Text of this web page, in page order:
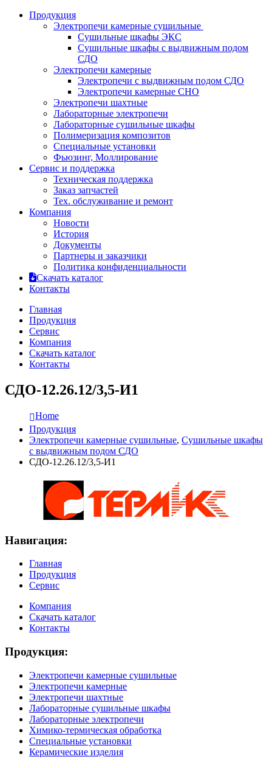
Продукция
Электропечи камерные сушильные
Сушильные шкафы ЭКС
Сушильные шкафы с выдвижным подом
СДО
Электропечи камерные
Электропечи с выдвижным подом СДО
Электропечи камерные СНО
Электропечи шахтные
Лабораторные электропечи
Лабораторные сушильные шкафы
Полимеризация композитов
Специальные установки
Фьюзинг, Моллирование
Сервис и поддержка
Техническая поддержка
Заказ запчастей
Тех. обслуживание и ремонт
Компания
Новости
История
Документы
Партнеры и заказчики
Политика конфиденциальности
Скачать каталог
Контакты
Главная
Продукция
Сервис
Компания
Скачать каталог
Контакты
СДО-12.26.12/3,5-И1
Home
Продукция
Электропечи камерные сушильные, Сушильные шкафы
с выдвижным подом СДО
СДО-12.26.12/3,5-И1
Навигация:
Главная
Продукция
Сервис
Компания
Скачать каталог
Контакты
Продукция:
Электропечи камерные сушильные
Электропечи камерные
Электропечи шахтные
Лабораторные сушильные шкафы
Лабораторные электропечи
Химико-термическая обработка
Специальные установки
Керамические изделия